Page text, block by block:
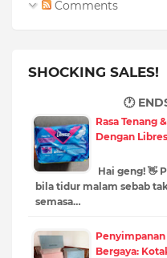
Comments
SHOCKING SALES!
🕐
Rasa Tenang
Dengan
Hai geng! 👋
bila tidur malam sebab
semasa…
Bergaya: